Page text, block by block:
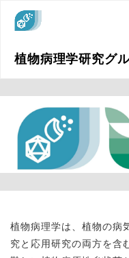
植物病理学研究グ
植物病理学は、植物の病
究と応用研究の両方を含